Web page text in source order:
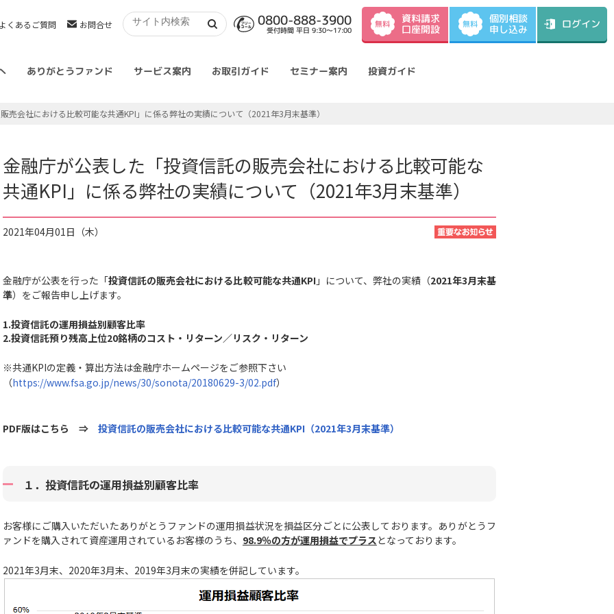
くあるご質問 お問合せ 0800-888-3900
受付時間 平日 9:30～17:00
無料 資料請求
口座開設 無料 個別相談
申し込み ログイン
ありがとうファンド サービス案内 お取引ガイド セミナー案内 投資ガイド
売会社における比較可能な共通KPI」に係る弊社の実績について（2021年3月末基準）
金融庁が公表した「投資信託の販売会社における比較可能な
共通KPI」に係る弊社の実績について（2021年3月末基準）
2021年04月01日（木）
金融庁が公表を行った「投資信託の販売会社における比較可能な共通KPI 」について、弊社の実績（2021年3月末基
準）をご報告申し上げます。
1.投資信託の運用損益別顧客比率
2.投資信託預り残高上位20銘柄のコスト・リターン／リスク・リターン
※共通KPIの定義・算出方法は金融庁ホームページをご参照下さい
（https://www.fsa.go.jp/news/30/sonota/20180629-3/02.pdf）
PDF版はこちら ⇒ 投資信託の販売会社における比較可能な共通KPI（2021年3月末基準）
１．投資信託の運用損益別顧客比率
お客様にご購入いただいたありがとうファンドの運用損益状況を損益区分ごとに公表しております。ありがとうフ
ァンドを購入されて資産運用されているお客様のうち、 98.9％の方が運用損益でプラスとなっております。
2021年3月末、2020年3月末、2019年3月末の実績を併記しています。